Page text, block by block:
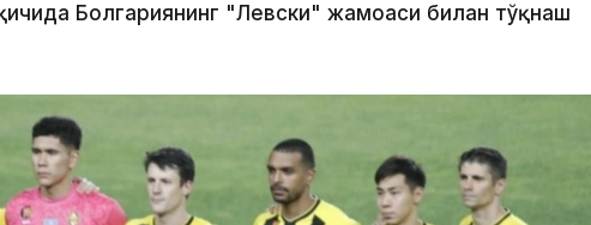
Болгариянинг "Левски" жамоаси билан тўқнаш